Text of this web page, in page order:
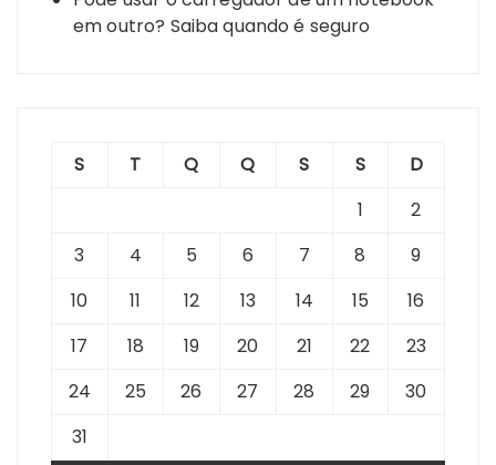
em outro? Saiba quando é seguro
S T Q Q S S
D
1
2
3
4 5 6 7 8
9
10
11 12 13 14 15
16
17
18 19 20 21 22
23
24
25 26 27 28 29
30
31